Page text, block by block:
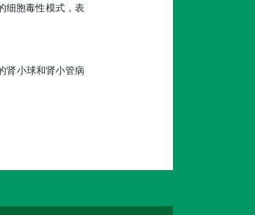
细胞毒性模式，表
肾小球和肾小管病